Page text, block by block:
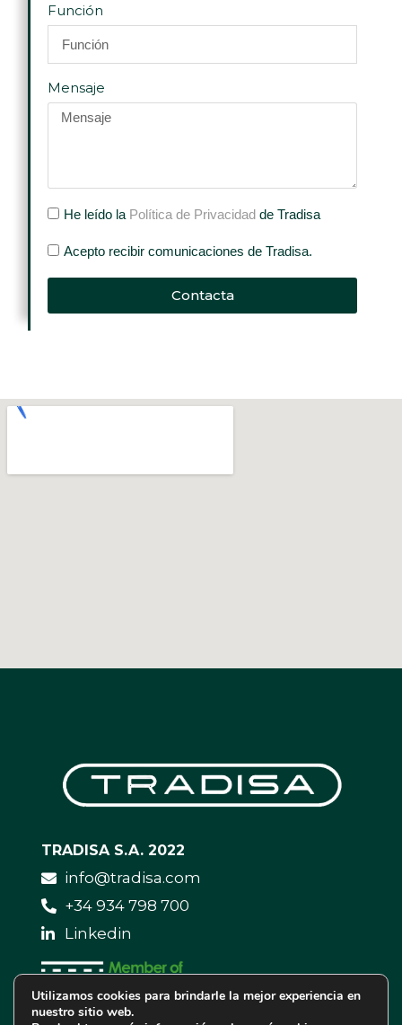
Función
Mensaje
He leído la Política de Privacidad de Tradisa
Acepto recibir comunicaciones de Tradisa.
Contacta
TRADISA S.A. 2022
info@tradisa.com
+34 934 798 700
Linkedin
Utilizamos cookies para brindarle la mejor experiencia en
nuestro sitio web.